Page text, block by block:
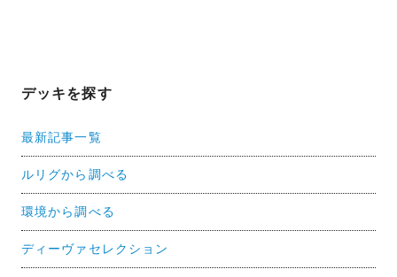
デッキを探す
最新記事一覧
ルリグから調べる
環境から調べる
ディーヴァセレクション